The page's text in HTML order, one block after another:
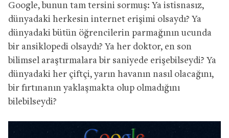
Google, bunun tam tersini sormuş: Ya istisnasız,
dünyadaki herkesin internet erişimi olsaydı? Ya
dünyadaki bütün öğrencilerin parmağının ucunda
bir ansiklopedi olsaydı? Ya her doktor, en son
bilimsel araştırmalara bir saniyede erişebilseydi? Ya
dünyadaki her çiftçi, yarın havanın nasıl olacağını,
bir fırtınanın yaklaşmakta olup olmadığını
bilebilseydi?